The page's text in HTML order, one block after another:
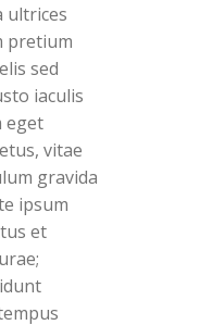
ultrices
pretium
sed
iaculis
eget
vitae
gravida
ipsum
et